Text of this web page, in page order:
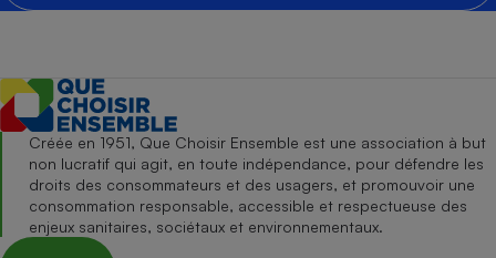
Créée en 1951, Que Choisir Ensemble est une association à but
non lucratif qui agit, en toute indépendance, pour défendre les
droits des consommateurs et des usagers, et promouvoir une
consommation responsable, accessible et respectueuse des
enjeux sanitaires, sociétaux et environnementaux.